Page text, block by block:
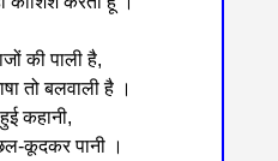
की पाली है,
तो बलवाली है ।
कहानी,
कूदकर पानी ।